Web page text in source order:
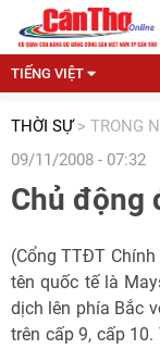
TIẾNG VIỆT
THỜI SỰ > TRONG
09/11/2008 - 07:32
Chủ động
(Cổng TTĐT
tên quốc tế là
dịch lên phía Bắc
trên cấp 9, cấp